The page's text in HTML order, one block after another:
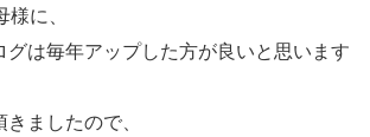
に、
グは毎年アップした方が良いと思います
ましたので、